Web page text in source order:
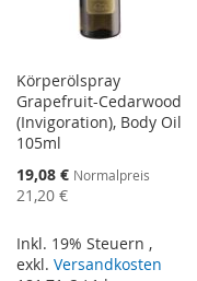
Körperölspray
Grapefruit-Cedarwood
(Invigoration), Body Oil
105ml
Sonderangebot
19,08 € Normalpreis
21,20 €
Inkl. 19% Steuern ,
exkl. Versandkosten